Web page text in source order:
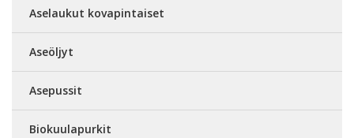
Aselaukut kovapintaiset
Aseöljyt
Asepussit
Biokuulapurkit